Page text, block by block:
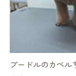
プードルのカペル